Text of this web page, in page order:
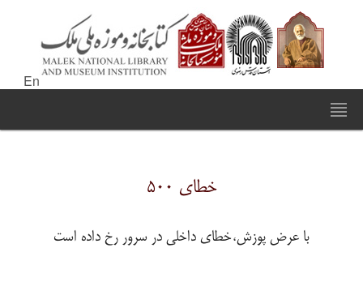
En
خطای ۵۰۰
با عرض پوزش،خطای داخلی در سرور رخ داده است